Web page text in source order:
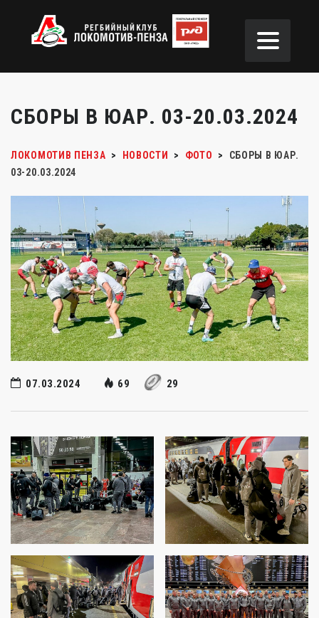
СБОРЫ В ЮАР. 03-20.03.2024
ЛОКОМОТИВ ПЕНЗА > НОВОСТИ > ФОТО >
СБОРЫ В ЮАР.
03-20.03.2024
07.03.2024 69 29